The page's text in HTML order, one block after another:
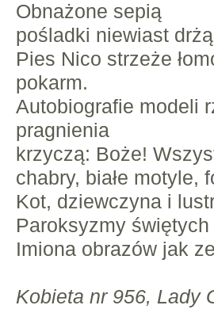
Obnażone sepią
pośladki niewiast
Pies Nico strzeże
pokarm.
Autobiografie modeli
pragnienia
krzyczą: Boże!
chabry, białe motyle,
Kot, dziewczyna i
Paroksyzmy
Imiona obrazów jak
Kobieta nr 956, Lady